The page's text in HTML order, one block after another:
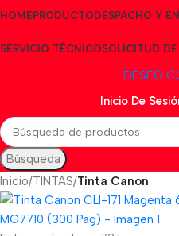
HOMEPRODUCTO DESPACHO Y
SERVICIO TÉCNICOSOLICITUD DE
DESEO
Inicio De
Búsqueda
Inicio TINTAS Tinta Canon